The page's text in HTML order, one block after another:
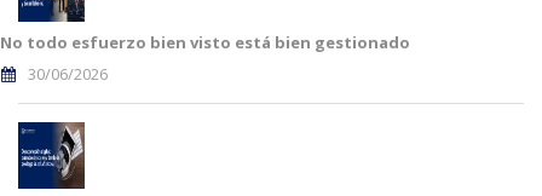
No todo esfuerzo bien visto está bien gestionado
30/06/2026